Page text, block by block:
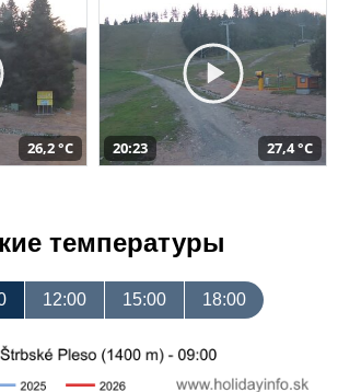
26,2 °C 20:23 27,4 °C
температуры
12:00 15:00 18:00